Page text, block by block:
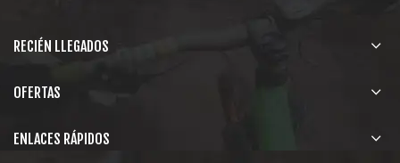
RECIÉN LLEGADOS
OFERTAS
ENLACES RÁPIDOS